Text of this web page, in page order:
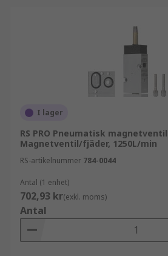
I lager
RS PRO Pneumatisk
Magnetventil/fjäder, 1250L/min
RS-artikelnummer 784-0044
Antal (1 enhet)
702,93 kr(exkl. moms)
Antal